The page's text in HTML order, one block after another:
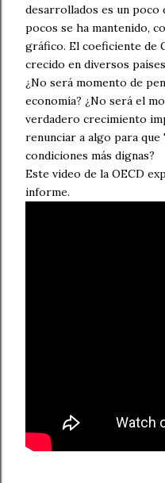
desarrollados es un poco
pocos se ha mantenido,
gráfico. El coeficiente de
crecido en diversos
¿No será momento de
economía? ¿No será el
verdadero crecimiento
renunciar a algo para
condiciones más dignas?
Este video de la OECD
informe.